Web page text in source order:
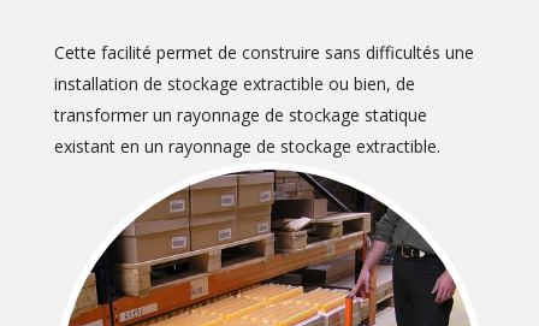
Cette facilité permet de construire sans difficultés une
installation de stockage extractible ou bien, de
transformer un rayonnage de stockage statique
existant en un rayonnage de stockage extractible.